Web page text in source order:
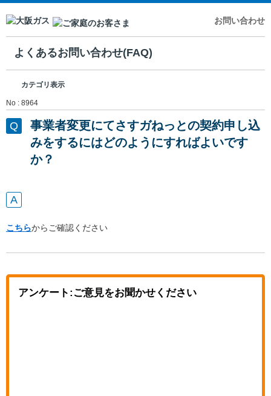
お問い合わせ
よくあるお問い合わせ(FAQ)
カテゴリ表示
No : 8964
事業者変更にてさすガねっとの契約申し込
みをするにはどのようにすればよいです
か？
こちらからご確認ください
アンケート:ご意見をお聞かせください